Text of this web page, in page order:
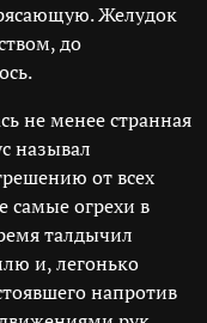
Желудок
до
не менее странная
называл
от всех
самые огрехи в
талдычил
и, легонько
напротив